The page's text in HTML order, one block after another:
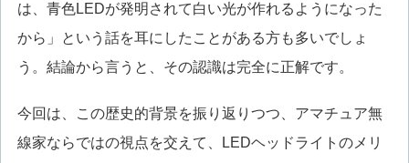
は、青色LEDが発明されて白い光が作れるようになった
から」という話を耳にしたことがある方も多いでしょ
う。結論から言うと、その認識は完全に正解です。
今回は、この歴史的背景を振り返りつつ、アマチュア無
線家ならではの視点を交えて、LEDヘッドライトのメリ